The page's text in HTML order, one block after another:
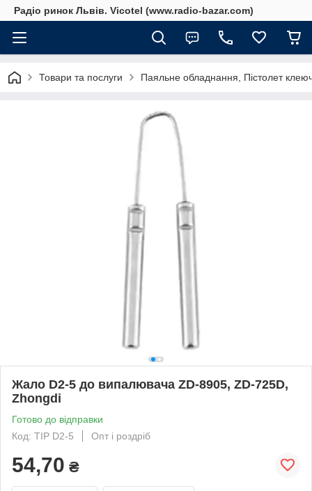
Радіо ринок Львів. Vicotel (www.radio-bazar.com)
Товари та послуги Паяльне обладнання, Пістолет
Жало D2-5 до випалювача ZD-8905, ZD-725D,
Zhongdi
Готово до відправки
Код: TIP D2-5
Опт і роздріб
54,70 ₴